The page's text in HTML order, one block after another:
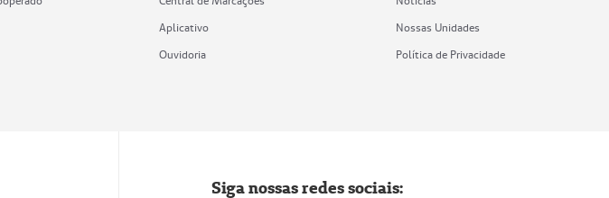
Aplicativo
Ouvidoria
Nossas Unidades
Política de Privacidade
Siga nossas redes sociais: